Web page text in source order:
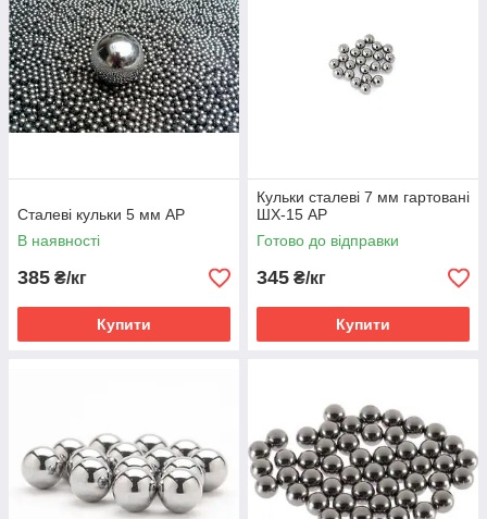
Сталеві кульки 5 мм AP
В наявності
385 ₴/кг
Купити
Кульки сталеві 7 мм гартовані
ШХ-15 AP
Готово до відправки
345 ₴/кг
Купити